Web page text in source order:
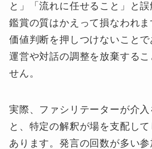
と」「流れに任せること」と誤
鑑賞の質はかえって損なわれ
価値判断を押しつけないこと
運営や対話の調整を放棄するこ
せん。
実際、ファシリテーターが介
と、特定の解釈が場を支配し
あります。発言の回数が多い